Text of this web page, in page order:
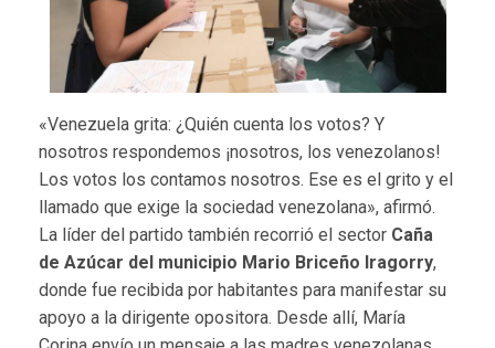
«Venezuela grita: ¿Quién cuenta los votos? Y
nosotros respondemos ¡nosotros, los venezolanos!
Los votos los contamos nosotros. Ese es el grito y el
llamado que exige la sociedad venezolana», afirmó.
La líder del partido también recorrió el sector Caña
de Azúcar del municipio Mario Briceño Iragorry,
donde fue recibida por habitantes para manifestar su
apoyo a la dirigente opositora. Desde allí, María